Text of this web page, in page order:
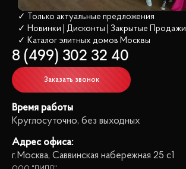
✓ Только актуальные предложения
✓ Новинки | Дисконты | Закрытые Продажи
✓ Каталог элитных домов Москвы
8 (499) 302 32 40
Заказать звонок
Время работы
Круглосуточно, без выходных
Адрес офиса:
г.Москва, Саввинская набережная 25 с1